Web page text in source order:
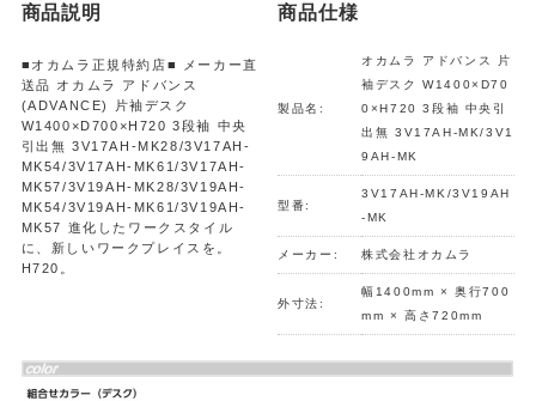
商品説明
■オカムラ正規特約店■ メーカー直
送品 オカムラ アドバンス
(ADVANCE) 片袖デスク
W1400×D700×H720 3段袖 中央
引出無 3V17AH-MK28/3V17AH-
MK54/3V17AH-MK61/3V17AH-
MK57/3V19AH-MK28/3V19AH-
MK54/3V19AH-MK61/3V19AH-
MK57 進化したワークスタイル
に、新しいワークプレイスを。
H720。
商品仕様
製品名:
オカムラ アドバンス 片
袖デスク W1400×D70
0×H720 3段袖 中央引
出無 3V17AH-MK/3V1
9AH-MK
型番:
3V17AH-MK/3V19AH
-MK
メーカー: 株式会社オカムラ
外寸法:
幅1400mm × 奥行700
mm × 高さ720mm